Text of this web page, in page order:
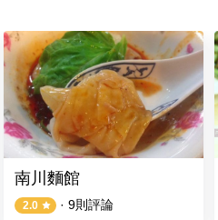
南川麵館
2.0 · 9則評論